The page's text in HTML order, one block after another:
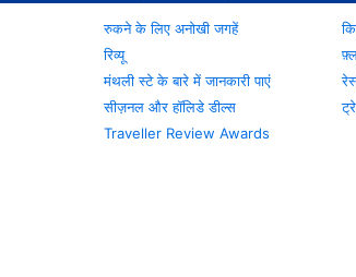
रुकने के लिए अनोखी जगहें
रिव्यू
मंथली स्टे के बारे में जानकारी पाएं
सीज़नल और हॉलिडे डील्स
Traveller Review Awards